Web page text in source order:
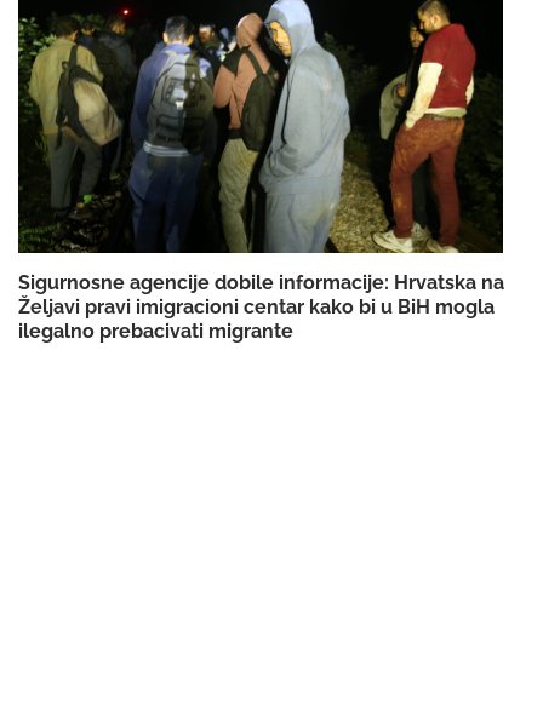
Sigurnosne agencije dobile informacije: Hrvatska na
Željavi pravi imigracioni centar kako bi u BiH mogla
ilegalno prebacivati migrante